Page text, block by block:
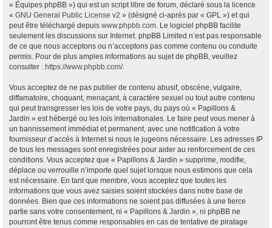
« Équipes phpBB ») qui est un script libre de forum, déclaré sous la licence
« GNU General Public License v2 » (désigné ci-après par « GPL ») et qui
peut être téléchargé depuis www.phpbb.com. Le logiciel phpBB facilite
seulement les discussions sur Internet. phpBB Limited n’est pas responsable
de ce que nous acceptons ou n’acceptons pas comme contenu ou conduite
permis. Pour de plus amples informations au sujet de phpBB, veuillez
consulter : https://www.phpbb.com/.
Vous acceptez de ne pas publier de contenu abusif, obscène, vulgaire,
diffamatoire, choquant, menaçant, à caractère sexuel ou tout autre contenu
qui peut transgresser les lois de votre pays, du pays où « Papillons &
Jardin » est hébergé ou les lois internationales. Le faire peut vous mener à
un bannissement immédiat et permanent, avec une notification à votre
fournisseur d’accès à Internet si nous le jugeons nécessaire. Les adresses IP
de tous les messages sont enregistrées pour aider au renforcement de ces
conditions. Vous acceptez que « Papillons & Jardin » supprime, modifie,
déplace ou verrouille n’importe quel sujet lorsque nous estimons que cela
est nécessaire. En tant que membre, vous acceptez que toutes les
informations que vous avez saisies soient stockées dans notre base de
données. Bien que ces informations ne soient pas diffusées à une tierce
partie sans votre consentement, ni « Papillons & Jardin », ni phpBB ne
pourront être tenus comme responsables en cas de tentative de piratage